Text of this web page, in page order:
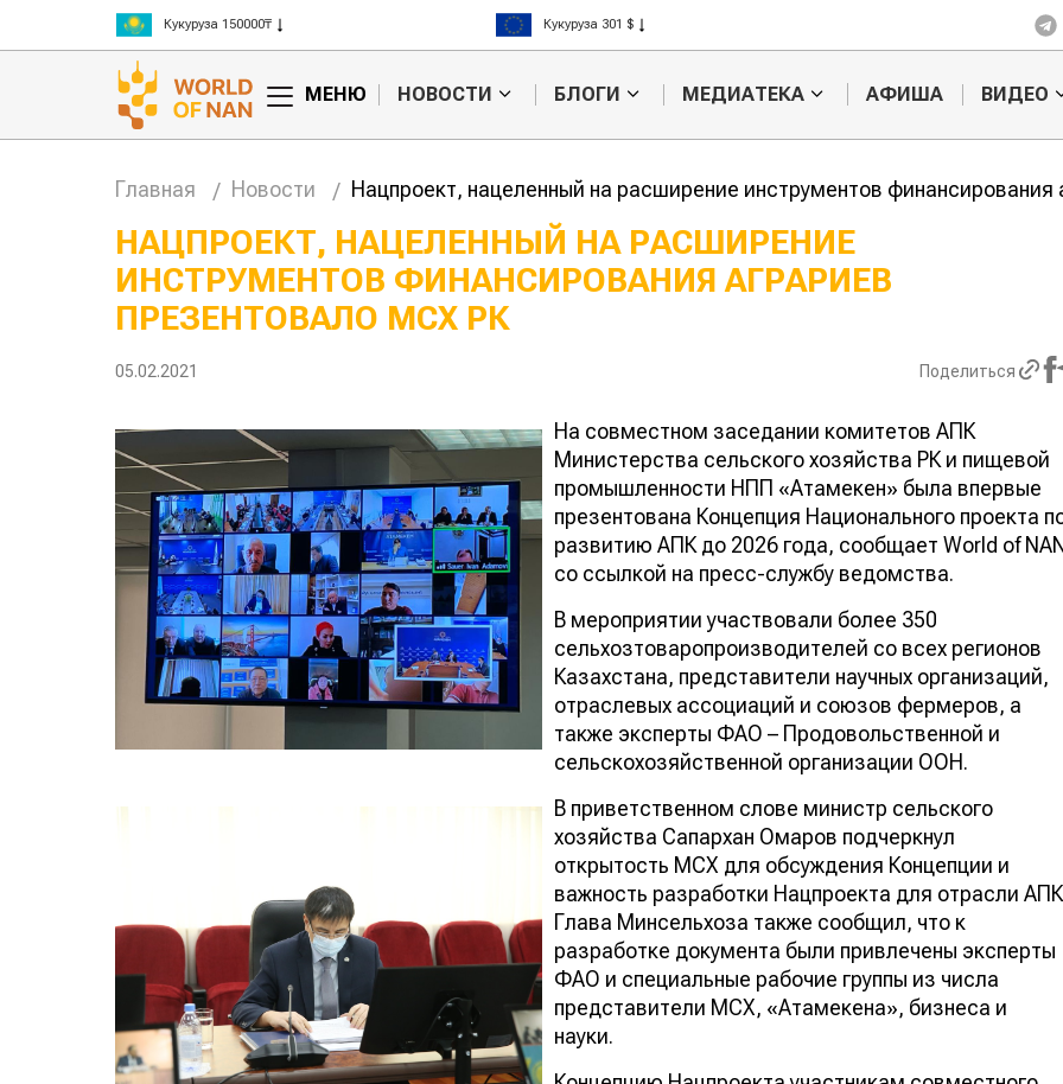
Рис 300000₸
Пшеница 3 класс 125000₸
Рис 408 $
Пшеница 423 $
МЕНЮ НОВОСТИ БЛОГИ МЕДИАТЕКА АФИША ВИДЕО
Главная Новости Нацпроект, нацеленный на расширение инструментов
НАЦПРОЕКТ, НАЦЕЛЕННЫЙ НА РАСШИРЕНИЕ
ИНСТРУМЕНТОВ ФИНАНСИРОВАНИЯ АГРАРИЕВ
ПРЕЗЕНТОВАЛО МСХ РК
05.02.2021 Поделиться
На совместном заседании комитетов АПК
Министерства сельского хозяйства РК и пищевой
промышленности НПП «Атамекен» была впервые
презентована Концепция Национального проекта
развитию АПК до 2026 года, сообщает World of
со ссылкой на пресс-службу ведомства.
В мероприятии участвовали более 350
сельхозтоваропроизводителей со всех регионов
Казахстана, представители научных организаций,
отраслевых ассоциаций и союзов фермеров, а
также эксперты ФАО – Продовольственной и
сельскохозяйственной организации ООН.
В приветственном слове министр сельского
хозяйства Сапархан Омаров подчеркнул
открытость МСХ для обсуждения Концепции и
важность разработки Нацпроекта для отрасли
Глава Минсельхоза также сообщил, что к
разработке документа были привлечены эксперты
ФАО и специальные рабочие группы из числа
представители МСХ, «Атамекена», бизнеса и
науки.
Картофельные
войны: колорадского
жука будут выжигать
Кыргызстан обошел
Казахстан по темпам роста сельского
хозяйства